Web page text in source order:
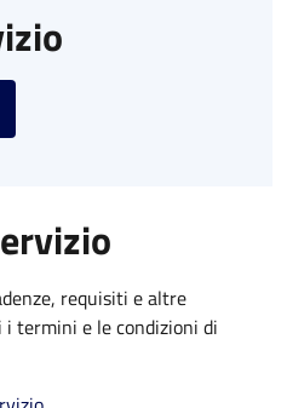
requisiti e altre
termini e le condizioni di